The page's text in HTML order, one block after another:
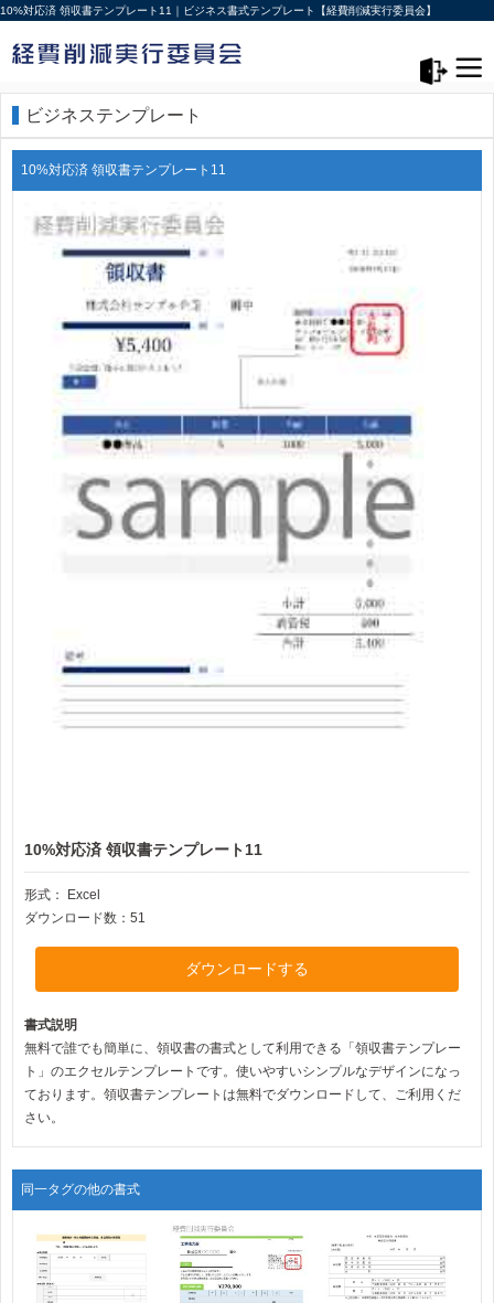
10%対応済 領収書テンプレート11｜ビジネス書式テンプレート【経費削減実行委員会】
ビジネステンプレート
10%対応済 領収書テンプレート11
10%対応済 領収書テンプレート11
形式：
Excel
ダウンロード数：51
ダウンロードする
書式説明
無料で誰でも簡単に、領収書の書式として利用できる「領収書テンプレー
ト」のエクセルテンプレートです。使いやすいシンプルなデザインになっ
ております。領収書テンプレートは無料でダウンロードして、ご利用くだ
さい。
同一タグの他の書式